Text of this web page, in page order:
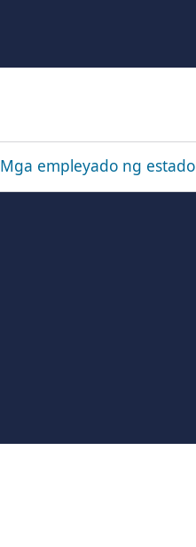
Mga empleyado ng estado